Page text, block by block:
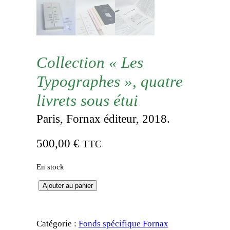
Collection « Les
Typographes », quatre
livrets sous étui
Paris, Fornax éditeur, 2018.
500,00 € TTC
En stock
n
Ajouter au panier
Catégorie : Fonds spécifique Fornax